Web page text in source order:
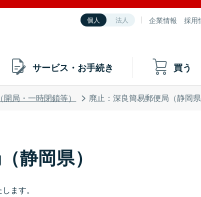
個人 法人 企業情報 採用
サービス・お手続き 買う
局・一時閉鎖等） 廃止：深良簡易郵便局（静岡県
静岡県）
ます。